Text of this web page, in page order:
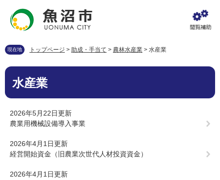
先
で
を
ば
本
現在地 トップページ > 助成・手当て > 農林水産業 > 水産業
本
水産業
2026年5月22日更新
農業用機械設備導入事業
2026年4月1日更新
経営開始資金（旧農業次世代人材投資資金）
2026年4月1日更新